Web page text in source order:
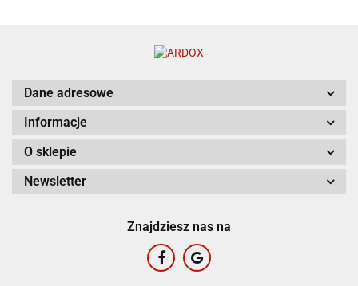
Dane adresowe
Informacje
O sklepie
Newsletter
Znajdziesz nas na